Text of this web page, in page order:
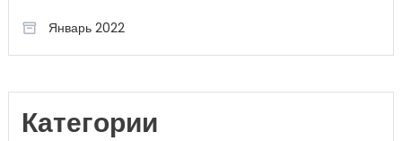
Январь 2022
Категории